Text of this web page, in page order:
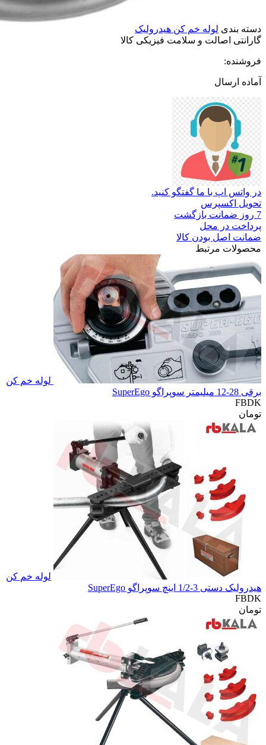
دسته بندی لوله خم کن هیدرولیک
گارانتی اصالت و سلامت فیزیکی کالا
فروشنده:
آماده ارسال
در واتس اپ با ما گفتگو کنید.
تحویل اکسپرس
7 روز ضمانت بازگشت
پرداخت در محل
ضمانت اصل بودن کالا
محصولات مرتبط
لوله خم کن
برقی 28-12 میلیمتر سوپراگو SuperEgo
FBDK
تومان
لوله خم کن
هیدرولیک دستی 3-1/2 اینچ سوپراگو SuperEgo
FBDK
تومان